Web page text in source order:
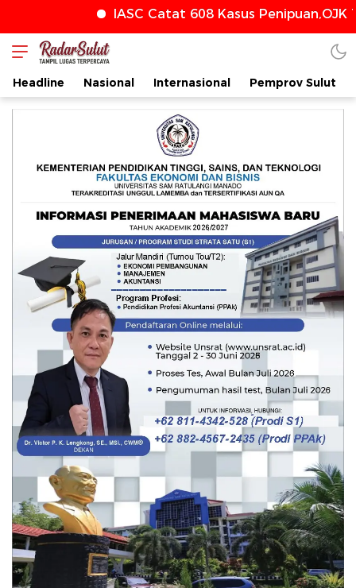
IASC Catat 608 Kasus Penipuan,OJK
radarsulut.com
Headline Nasional Internasional Pemprov Sulut